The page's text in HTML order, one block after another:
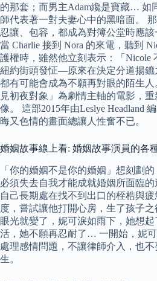
的那套；而男主Adam纔是寶藏… 如
師代表著一對夫妻心中的黑暗面。
忍讓、包容，都成為對簿公堂時應該
當 Charlie 接到 Nora 的來電，聽到
護權時，雖然他立刻表示：「Nicole
紐約街頭發怔—原來在決定分道揚鑣
都有可能會成為不願再對眼的陌生
見初夜對象」為劇情主軸的電影，
像。 這部2015年由Leslye Headland
晦又色情的畫面總讓人性奮不已。
婚姻故事線上看: 婚姻故事演員的各
「你的婚姻不是你的婚姻」想刻劃
必須失去自我才能成就婚姻所面臨
自己長期處在找不到出口的桎梏與
度，嘗試讓他打開心房，生了孩子
眼光就變了，妮可淚如雨下，她想
活，她不願再忍耐了… 一開始，妮
處理感情問題，不讓律師介入，也
生。